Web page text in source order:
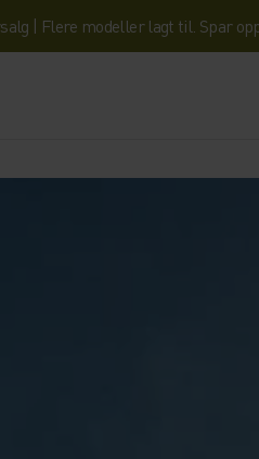
| Flere modeller lagt til. Spar